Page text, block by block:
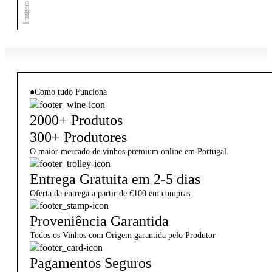
●Como tudo Funciona
2000+ Produtos
300+ Produtores
O maior mercado de vinhos premium online em Portugal.
Entrega Gratuita em 2-5 dias
Oferta da entrega a partir de €100 em compras.
Proveniência Garantida
Todos os Vinhos com Origem garantida pelo Produtor
Pagamentos Seguros